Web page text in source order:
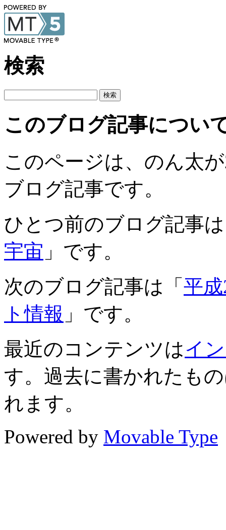
検索
このブログ記事につい
このページは、のん太
ブログ記事です。
ひとつ前のブログ記事
宇宙 」です。
次のブログ記事は「 平
ト情報 」です。
最近のコンテンツはイ
す。過去に書かれたも
れます。
Powered by Movable Type